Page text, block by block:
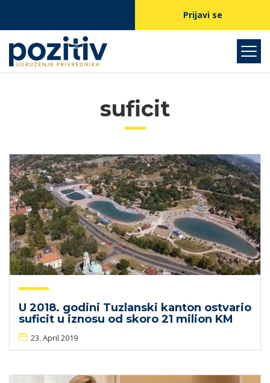
Prijavi se
suficit
U 2018. godini Tuzlanski kanton ostvario
suficit u iznosu od skoro 21 milion KM
23. April 2019